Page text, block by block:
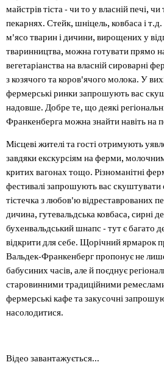
майстрів тіста - чи то у власній печі,
пекарнях. Стейк, шніцель, ковбаса і
м'ясо тварин і дичини, вирощених у
тваринництва, можна готувати прямо
вегетаріанства на власній сироварні
з козячого та коров'ячого молока. У
фермерські ринки запрошують вас
надовше. Добре те, що деякі
Франкенберга можна знайти навіть на
Місцеві жителі та гості отримують
завдяки екскурсіям на ферми,
критих вагонах тощо. Різноманітні
фестивалі запрошують вас скуштувати
тістечка з любов'ю відреставрованих
дичина, гутевальдська ковбаса, сирні
бухенвальдський шнапс - тут є багато
відкрити для себе. Щорічний ярмарок
Вальдек-Франкенберг пропонує не
бабусиних часів, але й поєднує
старовинними традиційними
фермерські кафе та закусочні
насолодитися.
Відео завантажується...